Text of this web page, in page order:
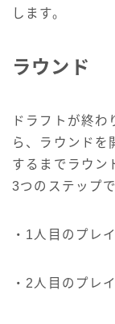
します。
ラウンド
ドラフトが終
ら、ラウンドを
するまでラウン
3つのステップ
・1人目のプレ
・2人目のプレ